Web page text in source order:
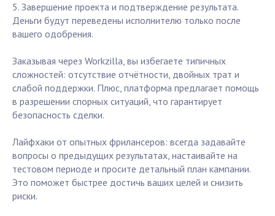
5. Завершение проекта и подтверждение результата.
Деньги будут переведены исполнителю только после
вашего одобрения.
Заказывая через Workzilla, вы избегаете типичных
сложностей: отсутствие отчётности, двойных трат и
слабой поддержки. Плюс, платформа предлагает помощь
в разрешении спорных ситуаций, что гарантирует
безопасность сделки.
Лайфхаки от опытных фрилансеров: всегда задавайте
вопросы о предыдущих результатах, настаивайте на
тестовом периоде и просите детальный план кампании.
Это поможет быстрее достичь ваших целей и снизить
риски.